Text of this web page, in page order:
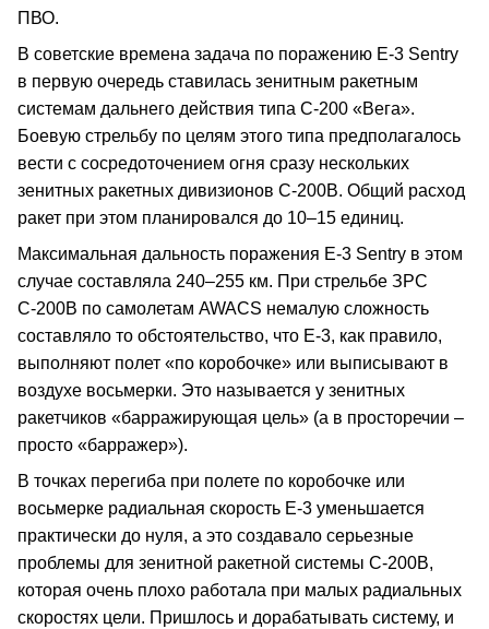
ПВО.
В советские времена задача по поражению E-3 Sentry
в первую очередь ставилась зенитным ракетным
системам дальнего действия типа С-200 «Вега».
Боевую стрельбу по целям этого типа предполагалось
вести с сосредоточением огня сразу нескольких
зенитных ракетных дивизионов С-200В. Общий расход
ракет при этом планировался до 10–15 единиц.
Максимальная дальность поражения E-3 Sentry в этом
случае составляла 240–255 км. При стрельбе ЗРС
С-200В по самолетам AWACS немалую сложность
составляло то обстоятельство, что Е-3, как правило,
выполняют полет «по коробочке» или выписывают в
воздухе восьмерки. Это называется у зенитных
ракетчиков «барражирующая цель» (а в просторечии –
просто «барражер»).
В точках перегиба при полете по коробочке или
восьмерке радиальная скорость Е-3 уменьшается
практически до нуля, а это создавало серьезные
проблемы для зенитной ракетной системы С-200В,
которая очень плохо работала при малых радиальных
скоростях цели. Пришлось и дорабатывать систему, и